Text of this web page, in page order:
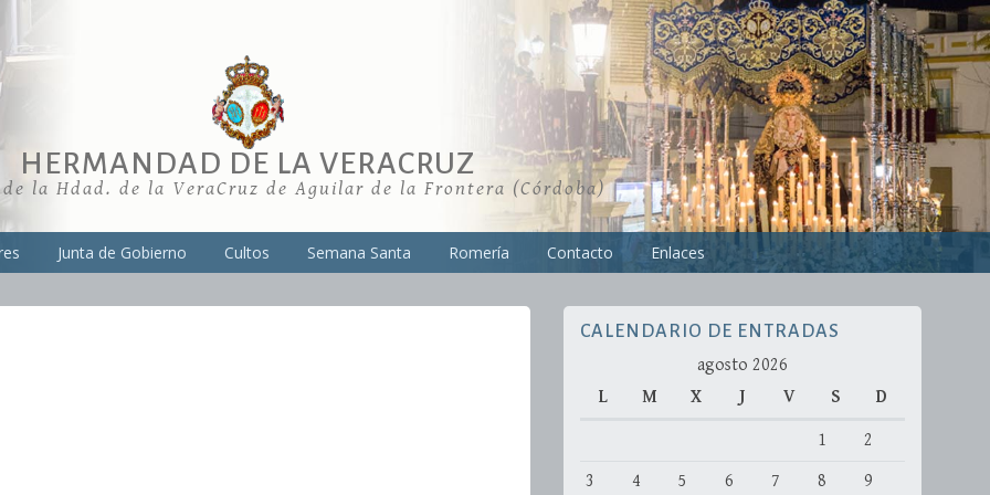
HERMANDAD DE LA VERACRUZ
de la Hdad. de la VeraCruz de Aguilar de la Frontera (Córdoba)
Junta de Gobierno Cultos Semana Santa Romería Contacto Enlaces
CALENDARIO DE ENTRADAS
agosto 2026
L
M X J V S D
1
2
3
4 5 6 7 8
9